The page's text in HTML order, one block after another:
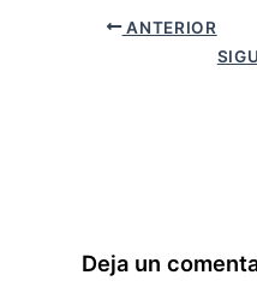
ANTERIOR
Deja un